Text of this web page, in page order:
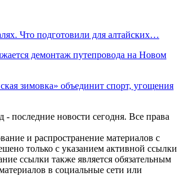
Что подготовили для алтайских…
демонтаж путепровода на Новом
зимовка» объединит спорт, угощения
- последние новости сегодня. Все права
и распространение материалов с
только с указанием активной ссылки
ссылки также является обязательным
в социальные сети или